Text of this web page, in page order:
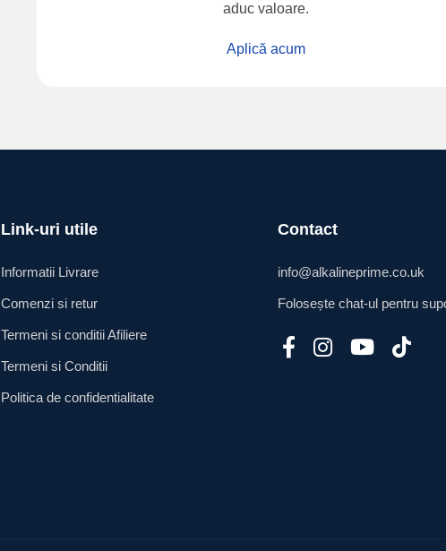
aduc valoare.
Aplică acum
Link-uri utile
Informatii Livrare
Comenzi si retur
Termeni si conditii Afiliere
Termeni si Conditii
Politica de confidentialitate
Contact
info@alkalineprime.co.uk
Folosește chat-ul pentru